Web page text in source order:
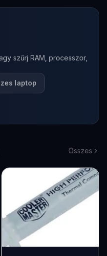
szűrj RAM, processzor,
laptop
Összes